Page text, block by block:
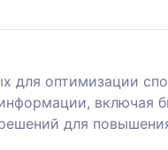
для оптимизации
включая
для